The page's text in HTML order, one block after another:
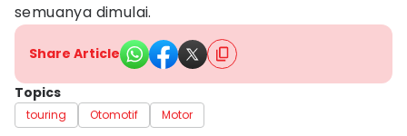
semuanya dimulai.
Share Article
Topics
touring Otomotif Motor